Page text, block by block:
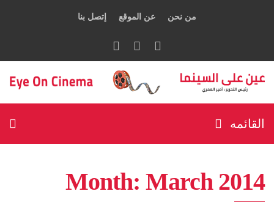
من نحن عن الموقع إتصل بنا
القائمه
Month: March 2014